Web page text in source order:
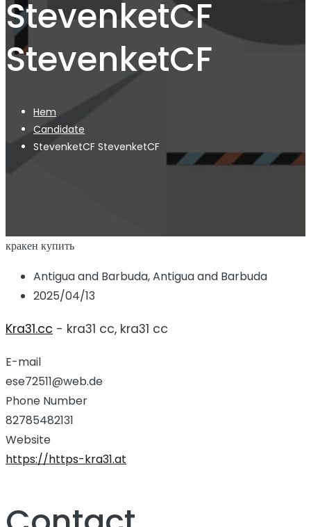
StevenketCF
StevenketCF
Hem
Candidate
StevenketCF StevenketCF
кракен купить
Antigua and Barbuda, Antigua and Barbuda
2025/04/13
Kra31.cc - kra31 cc, kra31 cc
E-mail
ese72511@web.de
Phone Number
82785482131
Website
https://https-kra31.at